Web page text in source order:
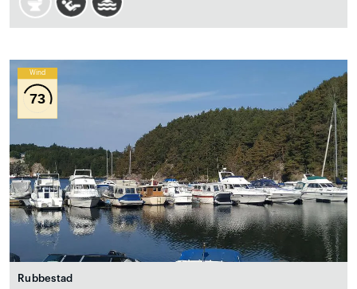
Wind
73
Rubbestad